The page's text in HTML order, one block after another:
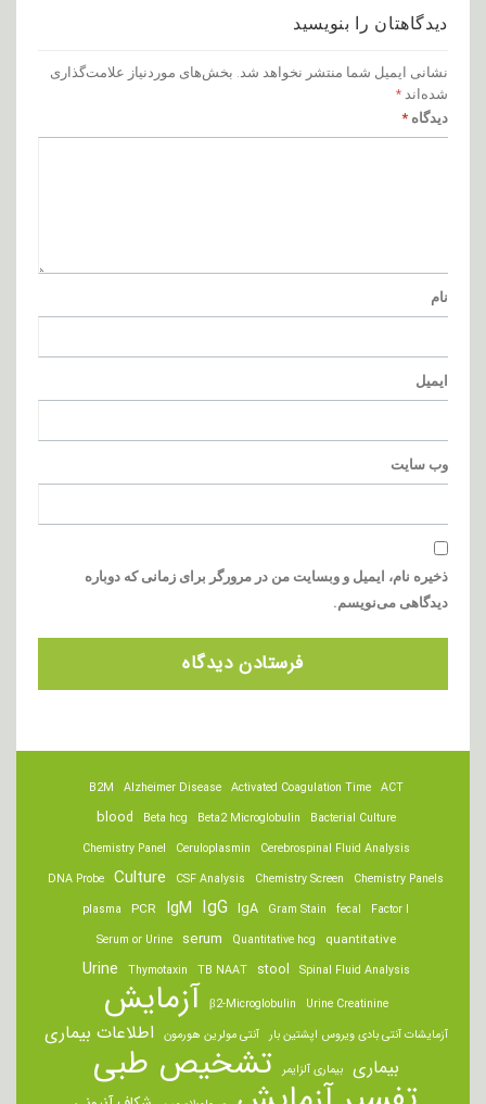
دیدگاهتان را بنویسید
نشانی ایمیل شما منتشر نخواهد شد. بخش‌های موردنیاز علامت‌گذاری
شده‌اند *
دیدگاه *
نام
ایمیل
وب‌ سایت
ذخیره نام، ایمیل و وبسایت من در مرورگر برای زمانی که دوباره
دیدگاهی می‌نویسم.
ACT
Activated Coagulation Time
Alzheimer Disease
B2M
Bacterial Culture
Beta2 Microglobulin
Beta hcg
blood
Cerebrospinal Fluid Analysis
Ceruloplasmin
Chemistry Panel
Chemistry Panels
Chemistry Screen
CSF Analysis
Culture
DNA Probe
Factor I
fecal
Gram Stain
IgA
IgG
IgM
PCR
plasma
quantitative
Quantitative hcg
serum
Serum or Urine
Spinal Fluid Analysis
stool
TB NAAT
Thymotaxin
Urine
Urine Creatinine
β2-Microglobulin آزمایش
آزمایشات آنتی بادی ویروس اپشتین بار آنتی مولرین هورمون اطلاعات بیماری
بیماری بیماری آلزایمر تشخیص طبی